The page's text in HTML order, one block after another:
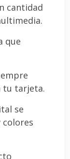
cantidad
que
tu tarjeta.
se
colores